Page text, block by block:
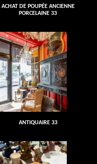
ACHAT DE POUPÉE ANCIENNE
PORCELAINE 33
ANTIQUAIRE 33